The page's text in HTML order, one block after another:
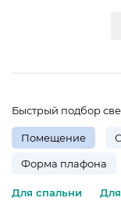
Быстрый подбор
Помещение
Форма плафона
Для спальни